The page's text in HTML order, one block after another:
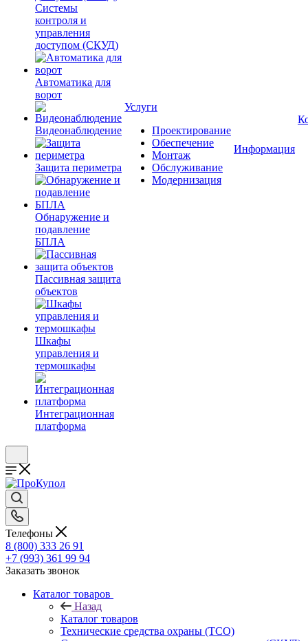
Системы
контроля и
управления
доступом (СКУД)
Автоматика для
ворот
Видеонаблюдение
Защита периметра
Обнаружение и
подавление
БПЛА
Пассивная защита
объектов
Шкафы
управления и
термошкафы
Интеграционная
платформа
Услуги
Проектирование
Обеспечение
Монтаж
Обслуживание
Модернизация
Информация
Телефоны
8 (800) 333 26 91
+7 (993) 361 99 94
Заказать звонок
Каталог товаров
Назад
Каталог товаров
Технические средства охраны (ТСО)